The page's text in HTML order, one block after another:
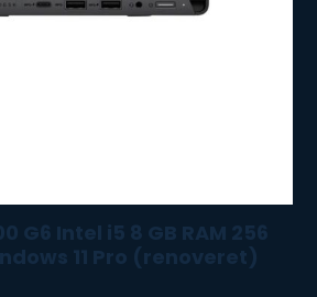
G6 Intel i5 8 GB RAM 256
11 Pro (renoveret)